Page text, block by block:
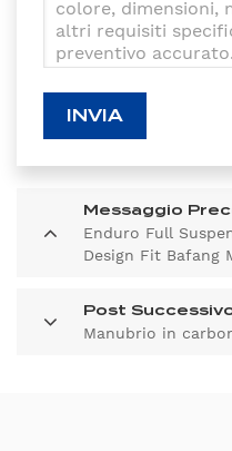
INVIA
Messaggio
Enduro Full
Design Fit Bafang
Post
Manubrio in